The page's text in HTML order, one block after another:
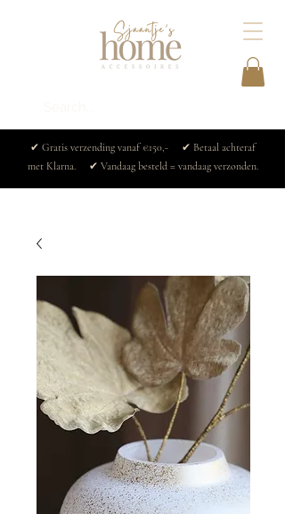
✔ Gratis verzending vanaf €150,- ✔ Betaal achteraf
met Klarna. ✔ Vandaag besteld = vandaag verzonden.